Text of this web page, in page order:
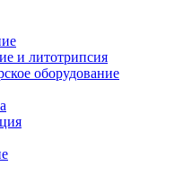
и литотрипсия
оборудование